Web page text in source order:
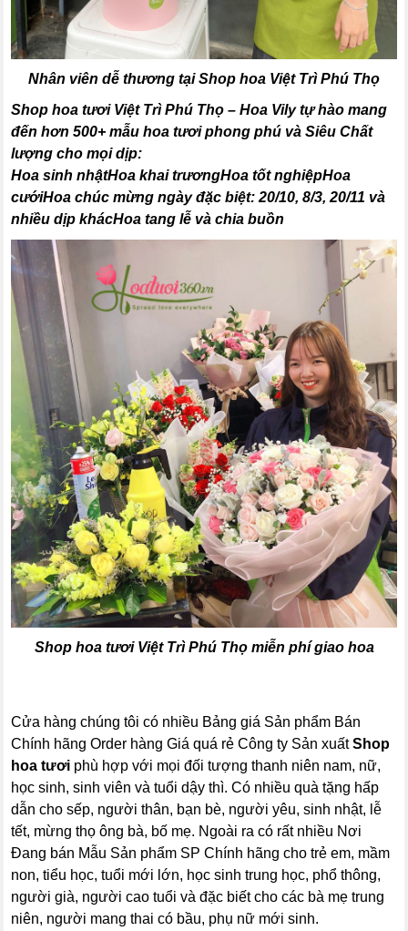
Nhân viên dễ thương tại Shop hoa Việt Trì Phú Thọ
Shop hoa tươi Việt Trì Phú Thọ – Hoa Vily tự hào mang
đến hơn 500+ mẫu hoa tươi phong phú và Siêu Chất
lượng cho mọi dịp:
Hoa sinh nhậtHoa khai trươngHoa tốt nghiệpHoa
cướiHoa chúc mừng ngày đặc biệt: 20/10, 8/3, 20/11 và
nhiều dịp khácHoa tang lễ và chia buồn
Shop hoa tươi Việt Trì Phú Thọmiễn phí giao hoa
Cửa hàng chúng tôi có nhiều Bảng giá Sản phẩm Bán
Chính hãng Order hàng Giá quá rẻ Công ty Sản xuấtShop
hoa tươi phù hợp với mọi đối tượng thanh niên nam, nữ,
học sinh, sinh viên và tuổi dậy thì. Có nhiều quà tặng hấp
dẫn cho sếp, người thân, bạn bè, người yêu, sinh nhật, lễ
tết, mừng thọ ông bà, bố mẹ. Ngoài ra có rất nhiều Nơi
Đang bán Mẫu Sản phẩm SP Chính hãng cho trẻ em, mầm
non, tiểu học, tuổi mới lớn, học sinh trung học, phổ thông,
người già, người cao tuổi và đặc biết cho các bà mẹ trung
niên, người mang thai có bầu, phụ nữ mới sinh.